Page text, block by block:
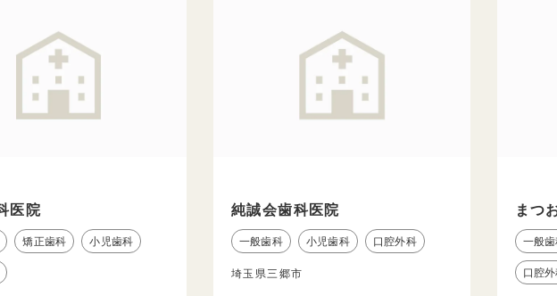
医院
矯正歯科 小児歯科
純誠会歯科医院
一般歯科 小児歯科 口腔外科
埼玉県三郷市
まつ
一般
口腔